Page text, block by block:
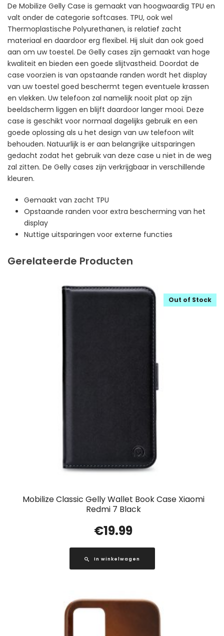
De Mobilize Gelly Case is gemaakt van hoogwaardig TPU en
valt onder de categorie softcases. TPU, ook wel
Thermoplastische Polyurethanen, is relatief zacht
materiaal en daardoor erg flexibel. Hij sluit dan ook goed
aan om uw toestel. De Gelly cases zijn gemaakt van hoge
kwaliteit en bieden een goede slijtvastheid. Doordat de
case voorzien is van opstaande randen wordt het display
van uw toestel goed beschermt tegen eventuele krassen
en vlekken. Uw telefoon zal namelijk nooit plat op zijn
beeldscherm liggen en blijft daardoor langer mooi. Deze
case is geschikt voor normaal dagelijks gebruik en een
goede oplossing als u het design van uw telefoon wilt
behouden. Natuurlijk is er aan belangrijke uitsparingen
gedacht zodat het gebruik van deze case u niet in de weg
zal zitten. De Gelly cases zijn verkrijgbaar in verschillende
kleuren.
Gemaakt van zacht TPU
Opstaande randen voor extra bescherming van het
display
Nuttige uitsparingen voor externe functies
Gerelateerde Producten
Mobilize Classic Gelly Wallet Book Case Xiaomi
Redmi 7 Black
Out of Stock
€19.99
In winkelwagen